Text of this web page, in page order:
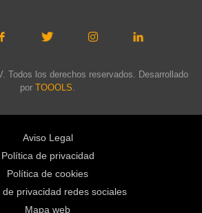
Todos los derechos reservados. Desarrollado
por TOOOLS
Aviso Legal
Política de privacidad
Política de cookies
de privacidad redes sociales
Mapa web